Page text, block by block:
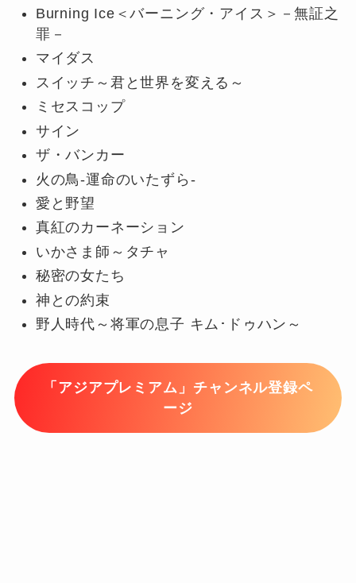
Burning Ice＜バーニング・アイス＞－無証之
罪－
マイダス
スイッチ～君と世界を変える～
ミセスコップ
サイン
ザ・バンカー
火の鳥-運命のいたずら-
愛と野望
真紅のカーネーション
いかさま師～タチャ
秘密の女たち
神との約束
野人時代～将軍の息子 キム･ドゥハン～
「アジアプレミアム」チャンネル登録ペ
ージ